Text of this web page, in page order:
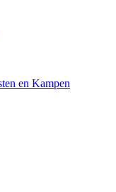
en Kampen